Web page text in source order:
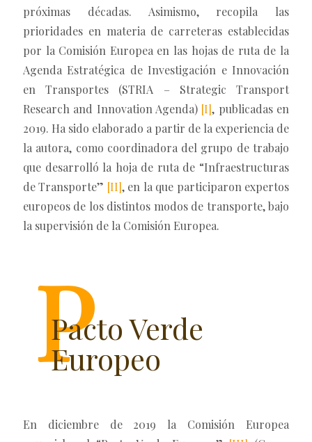
próximas décadas. Asimismo, recopila las
prioridades en materia de carreteras establecidas
por la Comisión Europea en las hojas de ruta de la
Agenda Estratégica de Investigación e Innovación
en Transportes (STRIA – Strategic Transport
Research and Innovation Agenda) [I], publicadas en
2019. Ha sido elaborado a partir de la experiencia de
la autora, como coordinadora del grupo de trabajo
que desarrolló la hoja de ruta de “Infraestructuras
de Transporte” [II], en la que participaron expertos
europeos de los distintos modos de transporte, bajo
la supervisión de la Comisión Europea.
Pacto Verde
Europeo
En diciembre de 2019 la Comisión Europea